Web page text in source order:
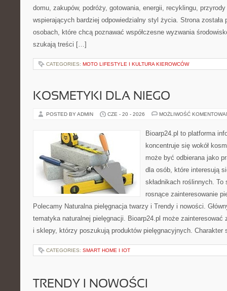
domu, zakupów, podróży, gotowania, energii, recyklingu,
wspierających bardziej odpowiedzialny styl życia. Strona została
osobach, które chcą poznawać współczesne wyzwania
szukają treści […]
CATEGORIES: MOTO LIFESTYLE I KULTURA KIEROWCÓW
KOSMETYKI DLA NIEGO
POSTED BY ADMIN CZE - 20 - 2026 MOŻLIWOŚĆ
Bioarp24.pl to platforma
koncentruje się wokół
może być odbierana jako
dla osób, które interesują
składnikach roślinnych.
rosnące zainteresowanie
Polecamy Naturalna pielęgnacja twarzy i Trendy i nowości.
tematyka naturalnej pielęgnacji. Bioarp24.pl może zainteresować
i sklepy, którzy poszukują produktów pielęgnacyjnych.
CATEGORIES: SMART HOME I IOT
TRENDY I NOWOŚCI